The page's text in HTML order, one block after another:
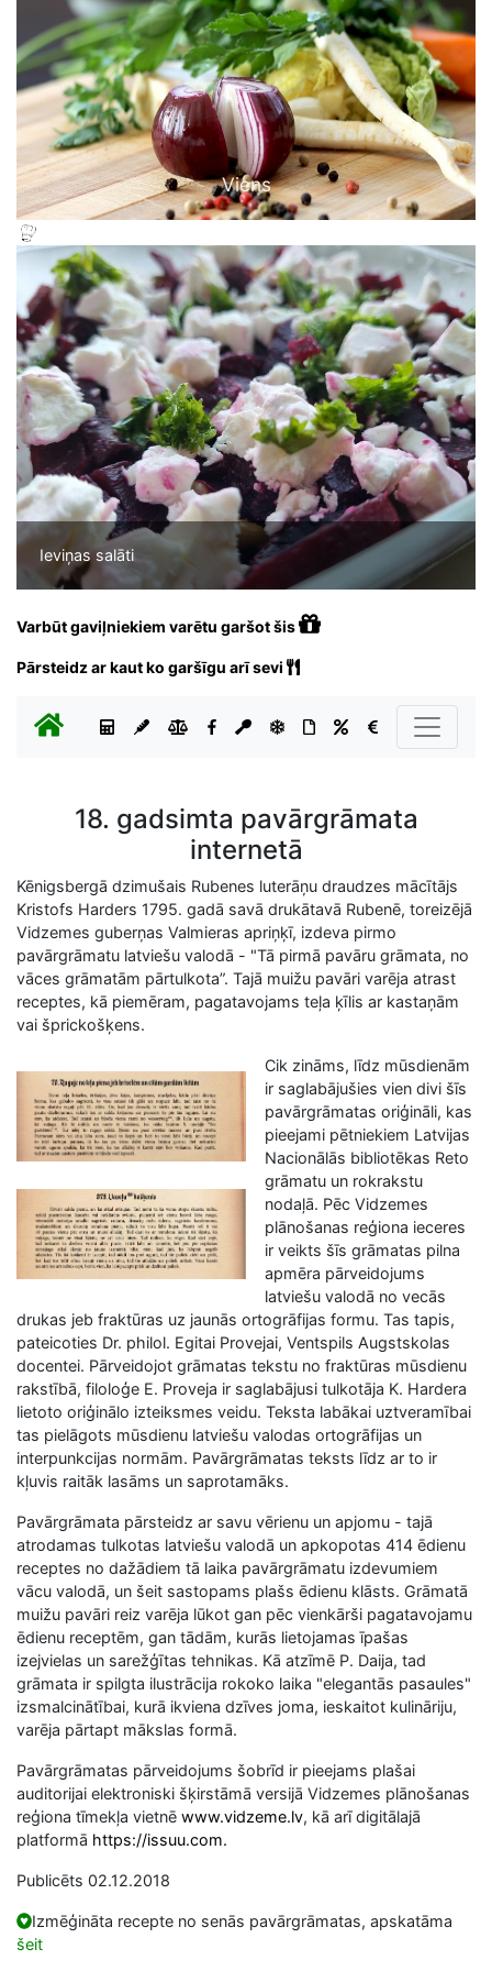
Viens
Ieviņas salāti
Varbūt gaviļniekiem varētu garšot šis
Pārsteidz ar kaut ko garšīgu arī sevi
18. gadsimta pavārgrāmata
internetā
Kēnigsbergā dzimušais Rubenes luterāņu draudzes mācītājs
Kristofs Harders 1795. gadā savā drukātavā Rubenē, toreizējā
Vidzemes guberņas Valmieras apriņķī, izdeva pirmo
pavārgrāmatu latviešu valodā - "Tā pirmā pavāru grāmata, no
vāces grāmatām pārtulkota”. Tajā muižu pavāri varēja atrast
receptes, kā piemēram, pagatavojams teļa ķīlis ar kastaņām
vai šprickošķens.
Cik zināms, līdz mūsdienām
ir saglabājušies vien divi šīs
pavārgrāmatas oriģināli, kas
pieejami pētniekiem Latvijas
Nacionālās bibliotēkas Reto
grāmatu un rokrakstu
nodaļā. Pēc Vidzemes
plānošanas reģiona ieceres
ir veikts šīs grāmatas pilna
apmēra pārveidojums
latviešu valodā no vecās
drukas jeb fraktūras uz jaunās ortogrāfijas formu. Tas tapis,
pateicoties Dr. philol. Egitai Provejai, Ventspils Augstskolas
docentei. Pārveidojot grāmatas tekstu no fraktūras mūsdienu
rakstībā, filoloģe E. Proveja ir saglabājusi tulkotāja K. Hardera
lietoto oriģinālo izteiksmes veidu. Teksta labākai uztveramībai
tas pielāgots mūsdienu latviešu valodas ortogrāfijas un
interpunkcijas normām. Pavārgrāmatas teksts līdz ar to ir
kļuvis raitāk lasāms un saprotamāks.
Pavārgrāmata pārsteidz ar savu vērienu un apjomu - tajā
atrodamas tulkotas latviešu valodā un apkopotas 414 ēdienu
receptes no dažādiem tā laika pavārgrāmatu izdevumiem
vācu valodā, un šeit sastopams plašs ēdienu klāsts. Grāmatā
muižu pavāri reiz varēja lūkot gan pēc vienkārši pagatavojamu
ēdienu receptēm, gan tādām, kurās lietojamas īpašas
izejvielas un sarežģītas tehnikas. Kā atzīmē P. Daija, tad
grāmata ir spilgta ilustrācija rokoko laika "elegantās pasaules"
izsmalcinātībai, kurā ikviena dzīves joma, ieskaitot kulināriju,
varēja pārtapt mākslas formā.
Pavārgrāmatas pārveidojums šobrīd ir pieejams plašai
auditorijai elektroniski šķirstāmā versijā Vidzemes plānošanas
reģiona tīmekļa vietnē www.vidzeme.lv, kā arī digitālajā
platformā https://issuu.com.
Publicēts 02.12.2018
Izmēģināta recepte no senās pavārgrāmatas, apskatāma
šeit